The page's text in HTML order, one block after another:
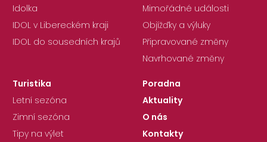
Idolka
IDOL v Libereckém kraji
IDOL do sousedních krajů
Mimořádné události
Objížďky a výluky
Připravované změny
Navrhované změny
Turistika
Letní sezóna
Zimní sezóna
Tipy na výlet
Poradna
Aktuality
O nás
Kontakty